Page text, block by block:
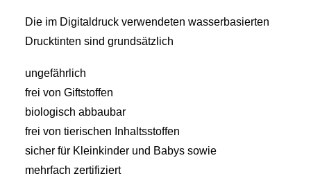
Die im Digitaldruck verwendeten wasserbasierten
Drucktinten sind grundsätzlich
ungefährlich
frei von Giftstoffen
biologisch abbaubar
frei von tierischen Inhaltsstoffen
sicher für Kleinkinder und Babys sowie
mehrfach zertifiziert